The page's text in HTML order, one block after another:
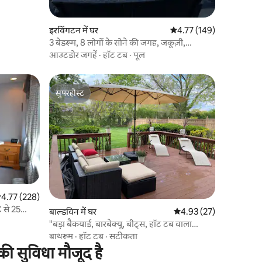
इरविंगटन में घर औसत रेटिंग 5 में से 4.77,
4.77 (149)
3 बेडरूम, 8 लोगों के सोने की जगह, जकूज़ी,
बिलियर्ड्स और पार्किंग की सुविधा
आउटडोर जगहें ·हॉट टब·पूल
रेटिंग 5 में से 4.77, 228 समीक्षाएँ
4.77 (228)
से 25
सुपरहोस्ट
सुपरहोस्ट
बाल्डविन में घर औसत रेटिंग 5 में से 4.93,
4.93 (27)
"बड़ा बैकयार्ड, बारबेक्यू, बीट्स, हॉट टब वाला
रिट्रीट"
बाथरूम·हॉट टब·सटीकता
सुविधा मौजूद है